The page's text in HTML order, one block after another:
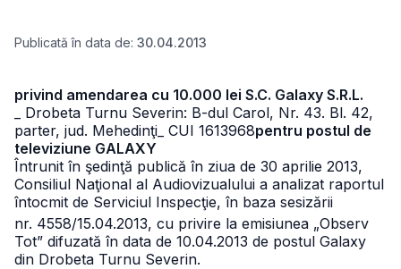
Publicată în data de: 30.04.2013
privind amendarea cu 10.000 lei S.C. Galaxy S.R.L.
_ Drobeta Turnu Severin: B-dul Carol, Nr. 43. Bl. 42,
parter, jud. Mehedinţi _ CUI 1613968pentru postul de
televiziune GALAXY
Întrunit în şedinţă publică în ziua de 30 aprilie 2013,
Consiliul Naţional al Audiovizualului a analizat raportul
întocmit de Serviciul Inspecţie, în baza sesizării
nr. 4558/15.04.2013, cu privire la emisiunea „Observ
Tot” difuzată în data de 10.04.2013 de postul Galaxy
din Drobeta Turnu Severin.